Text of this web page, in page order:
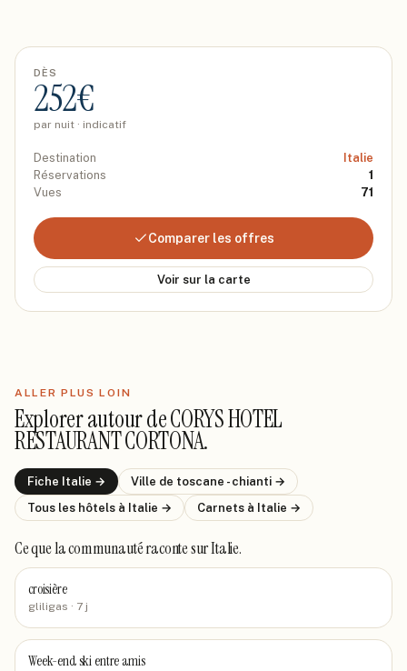
DÈS
252€
par nuit · indicatif
Destination
Italie
Réservations
1
Vues
71
Comparer les offres
Voir sur la carte
ALLER PLUS LOIN
Explorer autour deCORYS HOTEL
RESTAURANT CORTONA.
Fiche Italie → Ville de toscane - chianti →
Tous les hôtels à Italie → Carnets à Italie →
Ce que la communauté racontesur Italie.
croisière
gliligas · 7 j
Week-end ski entre amis